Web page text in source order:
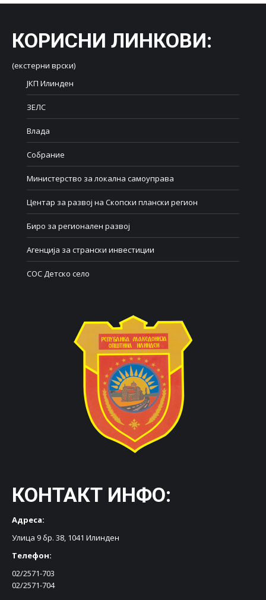
КОРИСНИ ЛИНКОВИ:
(екстерни врски)
ЈКП Илинден
ЗЕЛС
Влада
Собрание
Министерство за локална самоуправа
Центар за развој на Скопски плански регион
Биро за регионален развој
Агенција за странски инвестиции
СОС Детско село
КОНТАКТ ИНФО:
Адреса:
Улица 9 бр. 38, 1041 Илинден
Телефон:
02/2571-703
02/2571-704